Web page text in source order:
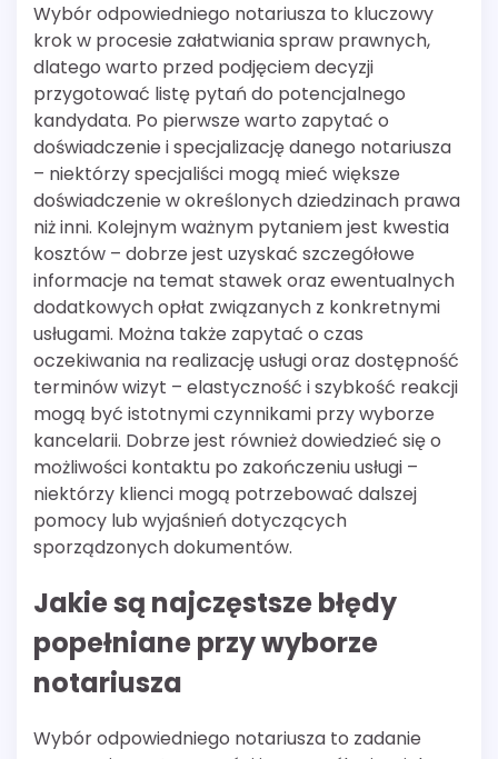
Wybór odpowiedniego notariusza to kluczowy
krok w procesie załatwiania spraw prawnych,
dlatego warto przed podjęciem decyzji
przygotować listę pytań do potencjalnego
kandydata. Po pierwsze warto zapytać o
doświadczenie i specjalizację danego notariusza
– niektórzy specjaliści mogą mieć większe
doświadczenie w określonych dziedzinach prawa
niż inni. Kolejnym ważnym pytaniem jest kwestia
kosztów – dobrze jest uzyskać szczegółowe
informacje na temat stawek oraz ewentualnych
dodatkowych opłat związanych z konkretnymi
usługami. Można także zapytać o czas
oczekiwania na realizację usługi oraz dostępność
terminów wizyt – elastyczność i szybkość reakcji
mogą być istotnymi czynnikami przy wyborze
kancelarii. Dobrze jest również dowiedzieć się o
możliwości kontaktu po zakończeniu usługi –
niektórzy klienci mogą potrzebować dalszej
pomocy lub wyjaśnień dotyczących
sporządzonych dokumentów.
Jakie są najczęstsze błędy
popełniane przy wyborze
notariusza
Wybór odpowiedniego notariusza to zadanie